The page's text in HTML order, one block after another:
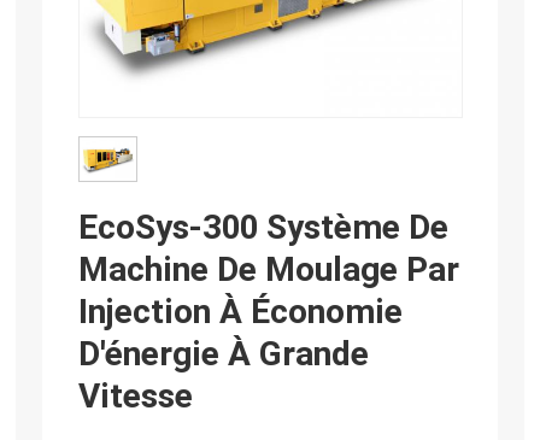
EcoSys-300 Système De
Machine De Moulage Par
Injection À Économie
D'énergie À Grande
Vitesse